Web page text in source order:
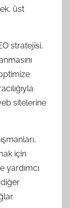
üst
stratejisi,
sitelerine
için
yardımcı